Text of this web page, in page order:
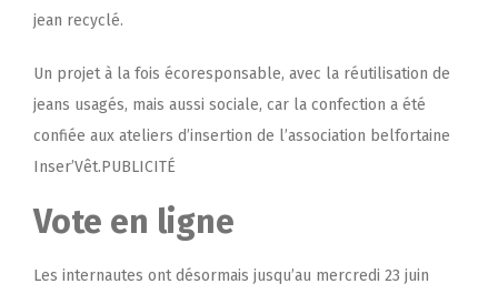
jean recyclé.
Un projet à la fois écoresponsable, avec la réutilisation de
jeans usagés, mais aussi sociale, car la confection a été
confiée aux ateliers d’insertion de l’association belfortaine
Inser’Vêt.PUBLICITÉ
Vote en ligne
Les internautes ont désormais jusqu’au mercredi 23 juin